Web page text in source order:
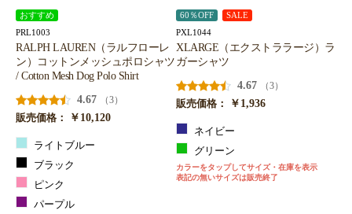
おすすめ
PRL1003
RALPH LAUREN（ラルフローレ
ン）コットンメッシュポロシャツ
/ Cotton Mesh Dog Polo Shirt
4.67
（3）
販売価格：
￥10,120
ライトブルー
ブラック
ピンク
パープル
60％OFF SALE
PXL1044
XLARGE（エクストララージ）ラ
ガーシャツ
4.67
（3）
販売価格：
￥1,936
ネイビー
グリーン
カラーをタップしてサイズ・在庫を表示
表記の無いサイズは販売終了